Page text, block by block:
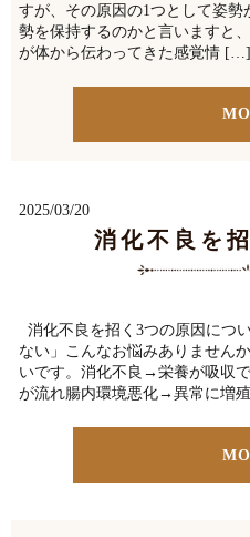
すが、その原因の1つとして姿
勢を保持するのかと言いますと
が体から伝わってきた感覚情 […]
2025/03/20
消化不良を
消化不良を招く3つの原因につ
ない」こんなお悩みありません
いです。消化不良→栄養が吸収
が流れ腸内環境悪化→異常に増